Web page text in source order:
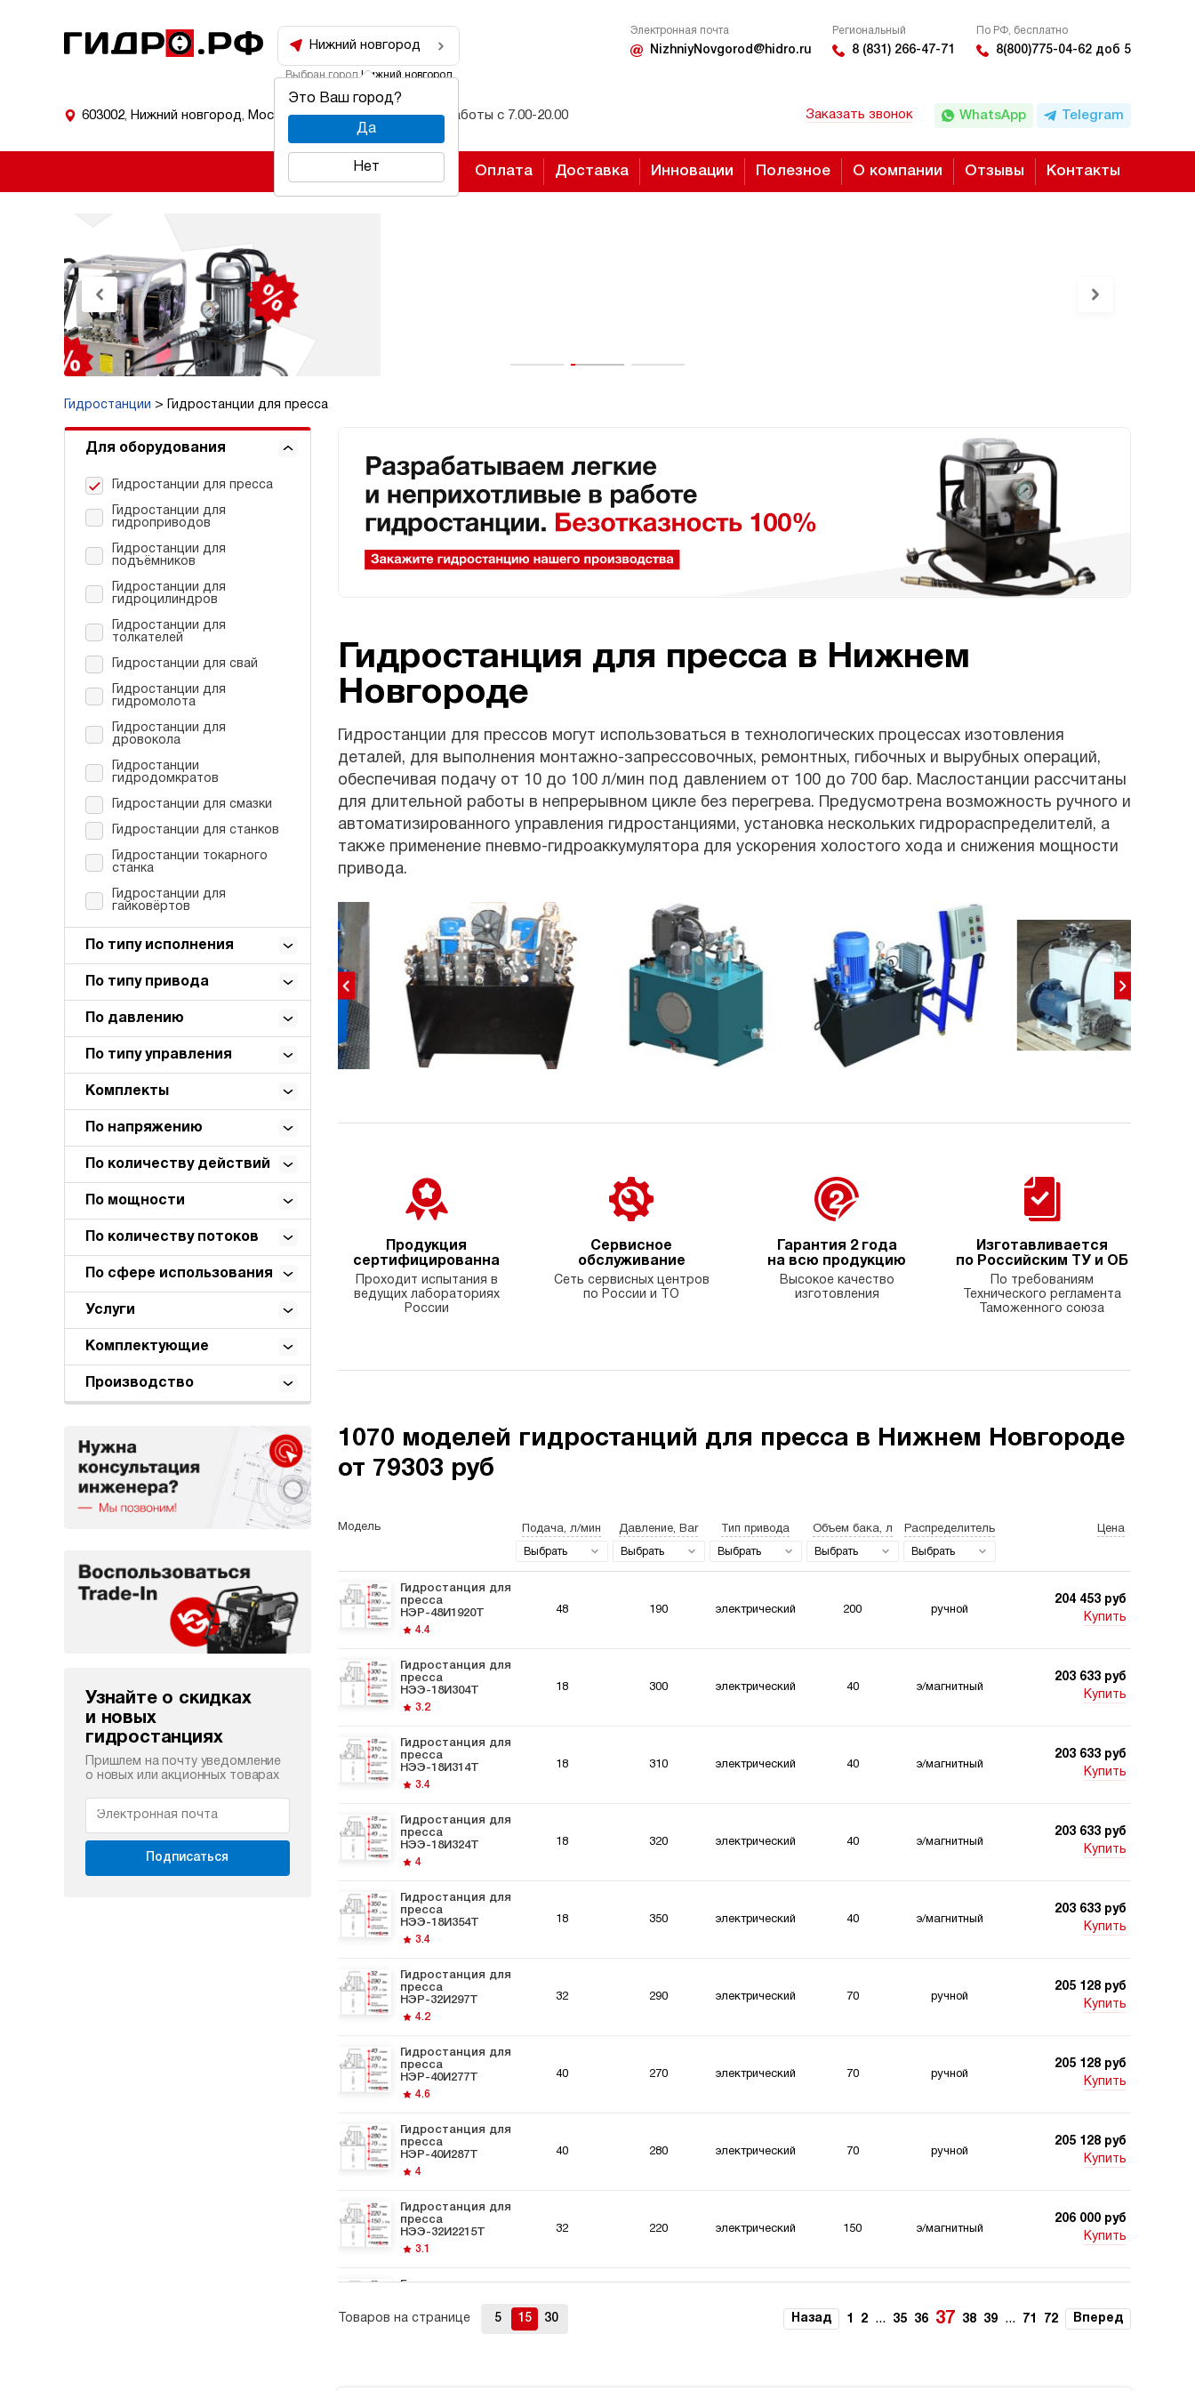
Нижний новгород
Это Ваш город?
Да
Нет
Выбран городНижний новгород
Электронная почта
NizhniyNovgorod@hidro.ru
Региональный
8 (831) 266-47-71
По РФ, бесплатно
8(800)775-04-62 доб 5
603002 Нижний новгород Московское шоссе Режим работы с 7.00-20.00 Заказать звонок WhatsApp Telegram
Оплата Доставка Инновации Полезное О компании Отзывы Контакты
Гидростанции Гидростанции для пресса
Для оборудования
Гидростанции для пресса
Гидростанции для
гидроприводов
Гидростанции для
подъёмников
Гидростанции для
гидроцилиндров
Гидростанции для
толкателей
Гидростанции для свай
Гидростанции для
гидромолота
Гидростанции для
дровокола
Гидростанции
гидродомкратов
Гидростанции для смазки
Гидростанции для станков
Гидростанции токарного
станка
Гидростанции для
гайковёртов
По типу исполнения
По типу привода
По давлению
По типу управления
Комплекты
По напряжению
По количеству действий
По мощности
По количеству потоков
По сфере использования
Услуги
Комплектующие
Производство
Узнайте о скидках
и новых
гидростанциях
Пришлем на почту уведомление
о новых или акционных товарах
Подписаться
Гидростанция для пресса в Нижнем
Новгороде
Гидростанции для прессов могут использоваться в технологических процессах изотовления
деталей, для выполнения монтажно-запрессовочных, ремонтных, гибочных и вырубных операций,
обеспечивая подачу от 10 до 100 л/мин под давлением от 100 до 700 бар. Маслостанции рассчитаны
для длительной работы в непрерывном цикле без перегрева. Предусмотрена возможность ручного и
автоматизированного управления гидростанциями, установка нескольких гидрораспределителй, а
также применение пневмо-гидроаккумулятора для ускорения холостого хода и снижения мощности
привода.
Продукция
сертифицированна
Проходит испытания в
ведущих лабораториях
России
Сервисное
обслуживание
Сеть сервисных центров
по России и ТО
Гарантия 2 года
на всю продукцию
Высокое качество
изготовления
Изготавливается
по Российским ТУ и ОБ
По требованиям
Технического регламента
Таможенного союза
1070 моделей гидростанций для пресса в Нижнем Новгороде
от 79303 руб
Модель Подача, л/мин
Выбрать
Давление, Bar
Выбрать
Тип привода
Выбрать
Объем бака, л
Выбрать
Распределитель
Выбрать
Цена
Гидростанция для
пресса
НЭР-48И1920Т
4.4
204 453 руб
Купить
48 190 электрический 200 ручной
Гидростанция для
пресса
НЭЭ-18И304Т
3.2
203 633 руб
Купить
18 300 электрический 40 э/магнитный
Гидростанция для
пресса
НЭЭ-18И314Т
3.4
203 633 руб
Купить
18 310 электрический 40 э/магнитный
Гидростанция для
пресса
НЭЭ-18И324Т
4
203 633 руб
Купить
18 320 электрический 40 э/магнитный
Гидростанция для
пресса
НЭЭ-18И354Т
3.4
203 633 руб
Купить
18 350 электрический 40 э/магнитный
Гидростанция для
пресса
НЭР-32И297Т
4.2
205 128 руб
Купить
32 290 электрический 70 ручной
Гидростанция для
пресса
НЭР-40И277Т
4.6
205 128 руб
Купить
40 270 электрический 70 ручной
Гидростанция для
пресса
НЭР-40И287Т
4
205 128 руб
Купить
40 280 электрический 70 ручной
Гидростанция для
пресса
НЭЭ-32И2215Т
3.1
206 000 руб
Купить
32 220 электрический 150 э/магнитный
Гидростанция для
3.5
Купить
электрический
Товаров на странице 5 15 30 Назад 1 2 ... 35 36 37 38 39 ... 71 72 Вперед